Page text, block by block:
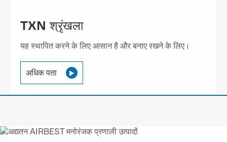
TXN श्रृंखला
यह स्थापित करने के लिए आसान है और बनाए रखने के लिए।
अधिक पता 